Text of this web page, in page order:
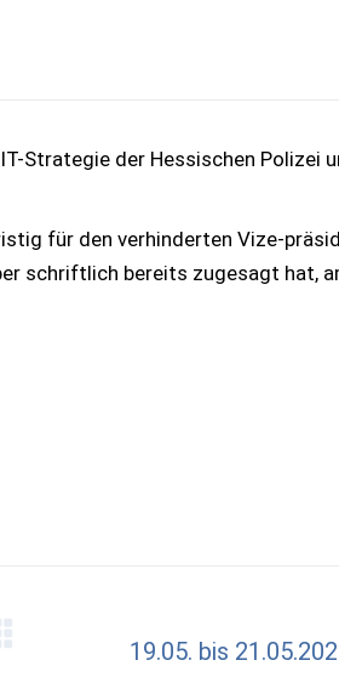
Strategie der Hessischen Polizei
für den verhinderten Vize-
schriftlich bereits zugesagt hat,
Nächster19.05. bis